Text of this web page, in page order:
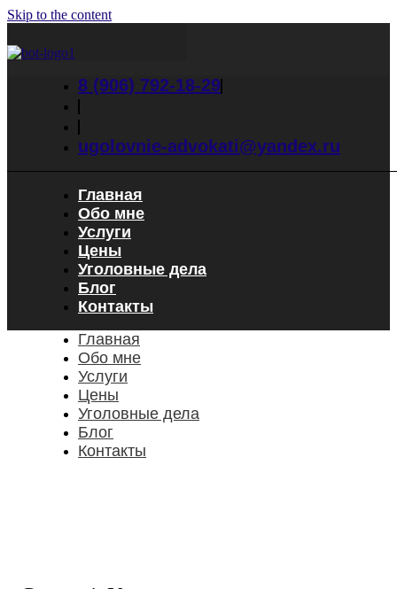
Skip to the content
8 (906) 792-18-29
ugolovnie-advokati@yandex.ru
Главная
Обо мне
Услуги
Цены
Уголовные дела
Блог
Контакты
Главная
Обо мне
Услуги
Цены
Уголовные дела
Блог
Контакты